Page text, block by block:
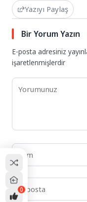
Yazıyı Paylaş
Bir Yorum Yazın
E-posta adresiniz
işaretlenmişlerdir
0